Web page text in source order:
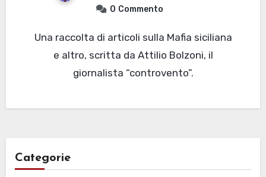
0 Commento
Una raccolta di articoli sulla Mafia siciliana
e altro, scritta da Attilio Bolzoni, il
giornalista “controvento”.
Categorie